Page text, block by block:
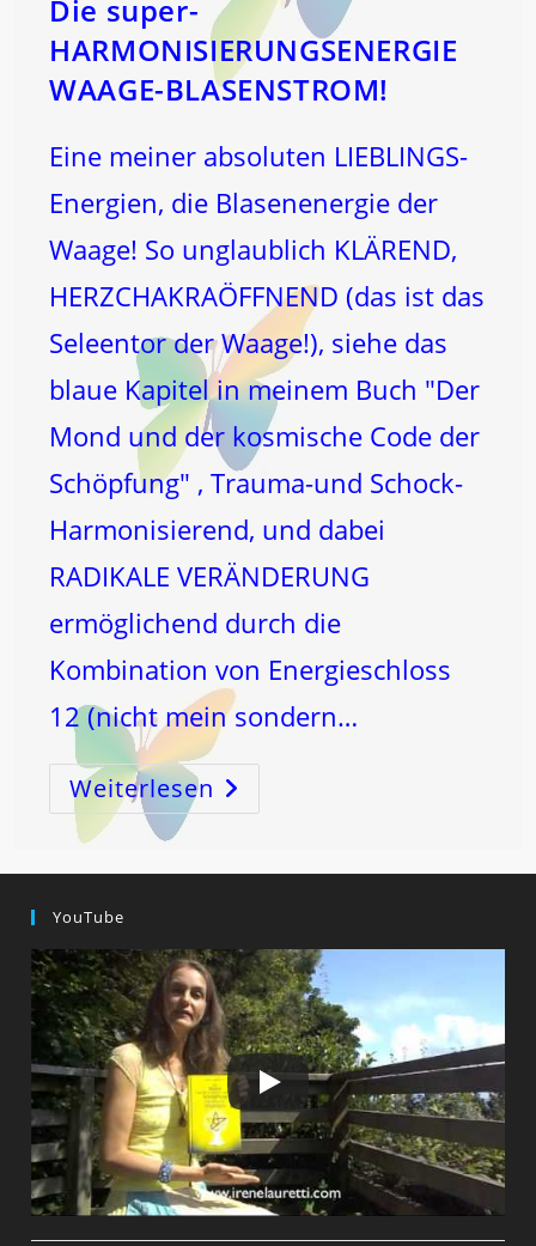
Die super-
HARMONISIERUNGSENERGIE
WAAGE-BLASENSTROM!
Eine meiner absoluten LIEBLINGS-
Energien, die Blasenenergie der
Waage! So unglaublich KLÄREND,
HERZCHAKRAÖFFNEND (das ist das
Seleentor der Waage!), siehe das
blaue Kapitel in meinem Buch "Der
Mond und der kosmische Code der
Schöpfung" , Trauma-und Schock-
Harmonisierend, und dabei
RADIKALE VERÄNDERUNG
ermöglichend durch die
Kombination von Energieschloss
12 (nicht mein sondern…
Weiterlesen Die
Super-
HARMONISIERUNGSENERGIE
YouTube